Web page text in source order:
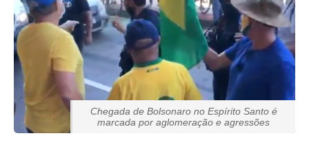
Chegada de Bolsonaro no Espírito Santo é
marcada por aglomeração e agressões